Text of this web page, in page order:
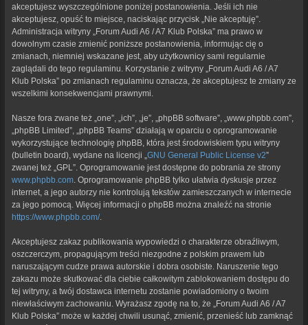
akceptujesz wyszczególnione poniżej postanowienia. Jeśli ich nie
akceptujesz, opuść to miejsce, naciskając przycisk „Nie akceptuję”.
Administracja witryny „Forum Audi A6 / A7 Klub Polska” ma prawo w
dowolnym czasie zmienić poniższe postanowienia, informując cię o
zmianach, niemniej wskazane jest, aby użytkownicy sami regularnie
zaglądali do tego regulaminu. Korzystanie z witryny „Forum Audi A6 / A7
Klub Polska” po zmianach regulaminu oznacza, że akceptujesz te zmiany ze
wszelkimi konsekwencjami prawnymi.
Nasze fora zwane też „one”, „ich”, „je”, „phpBB software”, „www.phpbb.com”,
„phpBB Limited”, „phpBB Teams” działają w oparciu o oprogramowanie
wykorzystujące technologię phpBB, która jest środowiskiem typu witryny
(bulletin board), wydane na licencji „ GNU General Public License v2”
zwanej też „GPL”. Oprogramowanie jest dostępne do pobrania ze strony
www.phpbb.com . Oprogramowanie phpBB tylko ułatwia dyskusje przez
internet, a jego autorzy nie kontrolują tekstów zamieszczanych w internecie
za jego pomocą. Więcej informacji o phpBB można znaleźć na stronie
https://www.phpbb.com/.
Akceptujesz zakaz publikowania wypowiedzi o charakterze obraźliwym,
oszczerczym, propagującym treści niezgodne z polskim prawem lub
naruszającym cudze prawa autorskie i dobra osobiste. Naruszenie tego
zakazu może skutkować dla ciebie całkowitym zablokowaniem dostępu do
tej witryny, a twój dostawca internetu zostanie powiadomiony o twoim
niewłaściwym zachowaniu. Wyrażasz zgodę na to, że „Forum Audi A6 / A7
Klub Polska” może w każdej chwili usunąć, zmienić, przenieść lub zamknąć